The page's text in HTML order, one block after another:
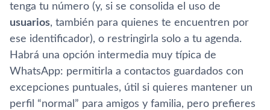
tenga tu número (y, si se consolida el uso de
usuarios, también para quienes te encuentren por
ese identificador), o restringirla solo a tu agenda.
Habrá una opción intermedia muy típica de
WhatsApp: permitirla a contactos guardados con
excepciones puntuales, útil si quieres mantener un
perfil “normal” para amigos y familia, pero prefieres